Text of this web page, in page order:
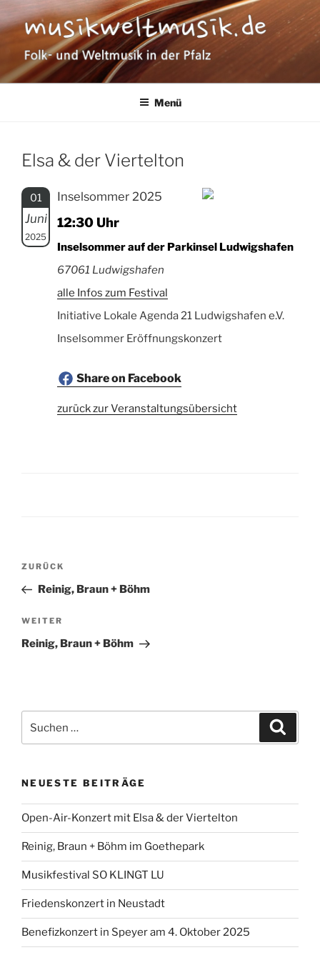
Inhalt
MUSIKWELTMUSIK
Folk- und Weltmusik in der Pfalz
Menü
Elsa & der Viertelton
01
Juni
2025
Inselsommer 2025
12:30 Uhr
Inselsommer auf der Parkinsel Ludwigshafen
67061 Ludwigshafen
alle Infos zum Festival
Initiative Lokale Agenda 21 Ludwigshafen e.V.
Inselsommer Eröffnungskonzert
Share on Facebook
zurück zur Veranstaltungsübersicht
Beitragsnavigation
Vorheriger
Beitrag
ZURÜCK
Reinig, Braun + Böhm
Nächster
Beitrag
WEITER
Reinig, Braun + Böhm
nach:
NEUESTE BEITRÄGE
Open-Air-Konzert mit Elsa & der Viertelton
Reinig, Braun + Böhm im Goethepark
Musikfestival SO KLINGT LU
Friedenskonzert in Neustadt
Benefizkonzert in Speyer am 4. Oktober 2025